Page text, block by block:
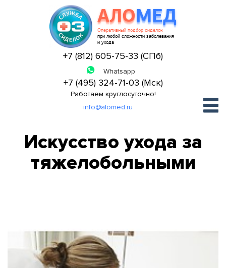
АЛОМЕД
Оперативный подбор сиделок
при любой сложности заболевания
и ухода
+7 (812) 605-75-33 (СПб)
+7 (495) 324-71-03 (Мск)
Работаем круглосуточно!
info@alomed.ru
Искусство ухода за
тяжелобольными